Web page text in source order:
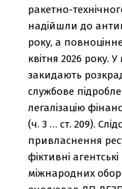
ракетно-
надійшли до
року, а
квітня 2026 року.
закидають
службове
легалізацію
(ч. 3 … ст. 209).
привласнення
фіктивні
міжнародних